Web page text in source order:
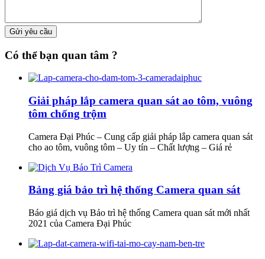
Có thể bạn quan tâm ?
Giải pháp lắp camera quan sát ao tôm, vuông
tôm chống trộm
Camera Đại Phúc – Cung cấp giải pháp lắp camera quan sát
cho ao tôm, vuông tôm – Uy tín – Chất lượng – Giá rẻ
Bảng giá bảo trì hệ thống Camera quan sát
Báo giá dịch vụ Bảo trì hệ thống Camera quan sát mới nhất
2021 của Camera Đại Phúc